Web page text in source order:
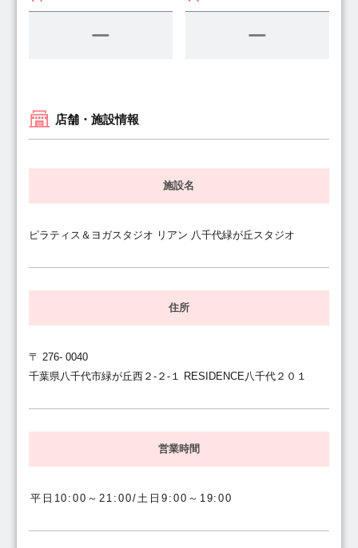
店舗・施設情報
施設名
ピラティス＆ヨガスタジオ リアン 八千代緑が丘スタジオ
住所
〒 276- 0040
千葉県八千代市緑が丘西２-２-１ RESIDENCE八千代２０１
営業時間
平日10:00～21:00/土日9:00～19:00